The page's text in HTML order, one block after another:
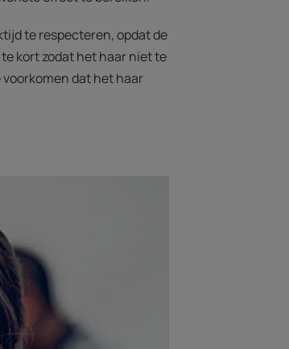
te respecteren, opdat de
kort zodat het haar niet te
dat het haar